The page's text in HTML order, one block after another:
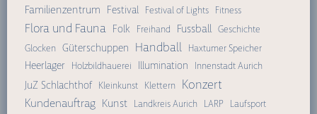
Familienzentrum Festival Festival of Lights Fitness
Flora und Fauna Folk Freihand Fussball Geschichte
Glocken Güterschuppen Handball Haxtumer Speicher
Heerlager Holzbildhauerei Illumination Innenstadt Aurich
JuZ Schlachthof Kleinkunst Klettern Konzert
Kundenauftrag Kunst Landkreis Aurich LARP Laufsport